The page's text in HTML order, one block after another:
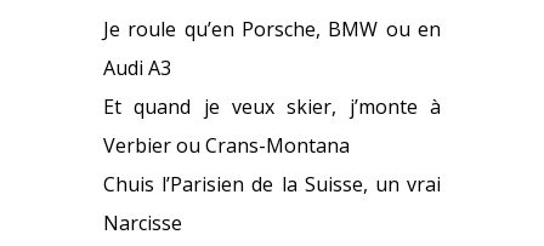
Je roule qu’en Porsche, BMW ou en
Audi A3
Et quand je veux skier, j’monte à
Verbier ou Crans-Montana
Chuis l’Parisien de la Suisse, un vrai
Narcisse